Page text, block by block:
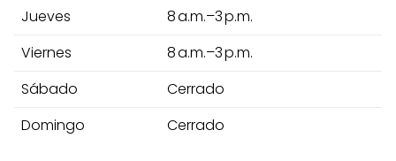
Jueves
8 a.m.–3 p.m.
Viernes
8 a.m.–3 p.m.
Sábado
Cerrado
Domingo
Cerrado